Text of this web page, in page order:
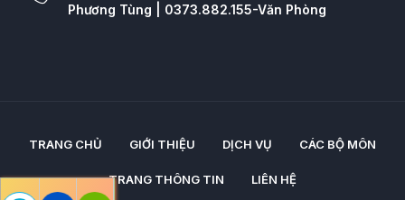
Phương Tùng | 0373.882.155-Văn Phòng
TRANG CHỦ GIỚI THIỆU DỊCH VỤ CÁC BỘ MÔN
TRANG THÔNG TIN LIÊN HỆ